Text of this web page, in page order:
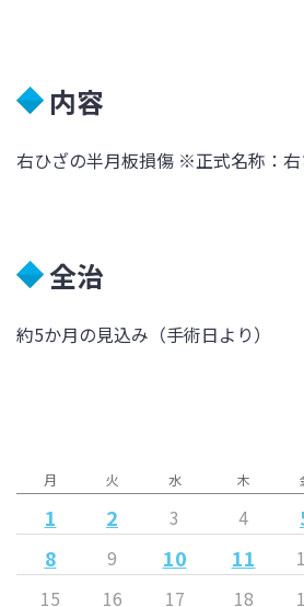
内容
右ひざの半月板損傷 ※正式名称：
全治
約5か月の見込み（手術日より）
月 火 水 木
1 2 3 4
8 9 10 11
15 16 17 18